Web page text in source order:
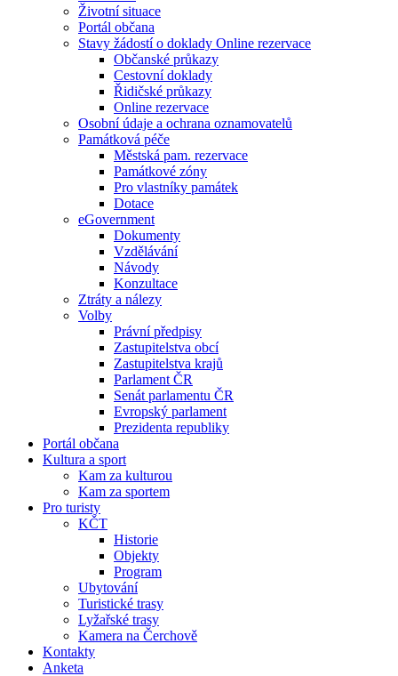
Životní situace
Portál občana
Stavy žádostí o doklady Online rezervace
Občanské průkazy
Cestovní doklady
Řidičské průkazy
Online rezervace
Osobní údaje a ochrana oznamovatelů
Památková péče
Městská pam. rezervace
Památkové zóny
Pro vlastníky památek
Dotace
eGovernment
Dokumenty
Vzdělávání
Návody
Konzultace
Ztráty a nálezy
Volby
Právní předpisy
Zastupitelstva obcí
Zastupitelstva krajů
Parlament ČR
Senát parlamentu ČR
Evropský parlament
Prezidenta republiky
Portál občana
Kultura a sport
Kam za kulturou
Kam za sportem
Pro turisty
KČT
Historie
Objekty
Program
Ubytování
Turistické trasy
Lyžařské trasy
Kamera na Čerchově
Kontakty
Anketa